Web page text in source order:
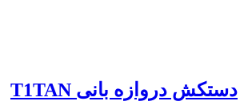
دستکش دروازه بانی T1TAN